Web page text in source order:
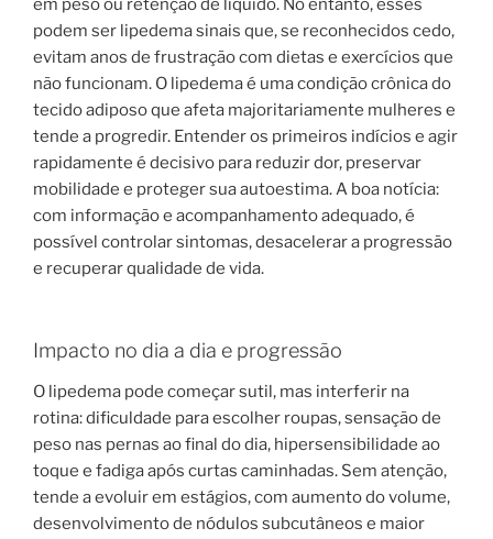
em peso ou retenção de líquido. No entanto, esses
podem ser lipedema sinais que, se reconhecidos cedo,
evitam anos de frustração com dietas e exercícios que
não funcionam. O lipedema é uma condição crônica do
tecido adiposo que afeta majoritariamente mulheres e
tende a progredir. Entender os primeiros indícios e agir
rapidamente é decisivo para reduzir dor, preservar
mobilidade e proteger sua autoestima. A boa notícia:
com informação e acompanhamento adequado, é
possível controlar sintomas, desacelerar a progressão
e recuperar qualidade de vida.
Impacto no dia a dia e progressão
O lipedema pode começar sutil, mas interferir na
rotina: dificuldade para escolher roupas, sensação de
peso nas pernas ao final do dia, hipersensibilidade ao
toque e fadiga após curtas caminhadas. Sem atenção,
tende a evoluir em estágios, com aumento do volume,
desenvolvimento de nódulos subcutâneos e maior